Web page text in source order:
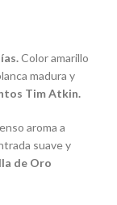
Color amarillo
madura y
Tim Atkin.
aroma a
suave y
de Oro